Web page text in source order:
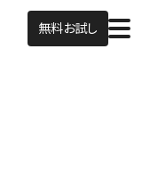
無料お試し